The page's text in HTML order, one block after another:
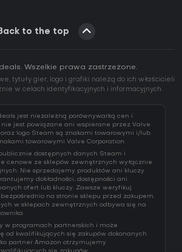
to the top
Wszelkie prawa zastrzeżone.
tytuły gier, logo i grafiki należą do ich właścicieli
w celach identyfikacyjnych i informacyjnych.
jest niezależną porównywarką cen i
jest powiązane ani wspierane przez Valve
logo Steam są znakami towarowymi i/lub
towarowymi Valve Corporation.
dostępnych danych Steam i
cenowe ze sklepów zewnętrznych wyłącznie
Nie sprzedajemy produktów ani kluczy
dokładności, dostępności ani
ofert lub kluczy. Zawsze weryfikuj
na stronie sklepu przed zakupem.
w sklepach zewnętrznych odbywa się na
w programach partnerskich i może
od kwalifikujących się zakupów dokonanych
partner Amazon otrzymujemy